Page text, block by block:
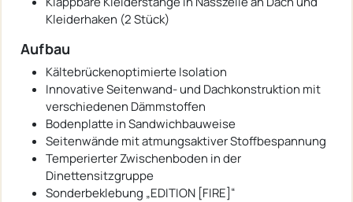
Kleiderhaken (2 Stück)
Aufbau
Kältebrückenoptimierte Isolation
Innovative Seitenwand- und Dachkonstruktion mit
verschiedenen Dämmstoffen
Bodenplatte in Sandwichbauweise
Seitenwände mit atmungsaktiver Stoffbespannung
Temperierter Zwischenboden in der
Dinettensitzgruppe
Sonderbeklebung „EDITION [FIRE]“